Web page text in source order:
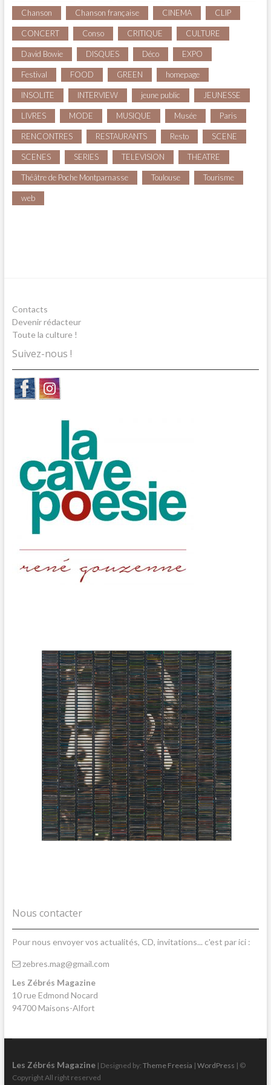
Chanson Chanson française CINEMA CLIP
CONCERT Conso CRITIQUE CULTURE
David Bowie DISQUES Déco EXPO
Festival FOOD GREEN homepage
INSOLITE INTERVIEW jeune public JEUNESSE
LIVRES MODE MUSIQUE Musée Paris
RENCONTRES RESTAURANTS Resto SCENE
SCENES SERIES TELEVISION THEATRE
Théâtre de Poche Montparnasse Toulouse Tourisme
web
Contacts
Devenir rédacteur
Toute la culture !
Suivez-nous !
Nous contacter
Pour nous envoyer vos actualités, CD, invitations... c'est par ici :
zebres.mag@gmail.com
Les Zébrés Magazine
10 rue Edmond Nocard
94700 Maisons-Alfort
Les Zébrés Magazine| Designed by: Theme Freesia | WordPress | ©
Copyright All right reserved